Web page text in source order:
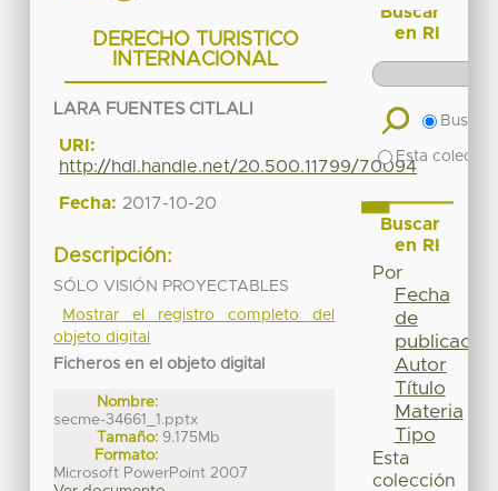
DERECHO TURISTICO
INTERNACIONAL
LARA FUENTES CITLALI
URI:
http://hdl.handle.net/20.500.11799/70094
Fecha: 2017-10-20
Descripción:
SÓLO VISIÓN PROYECTABLES
Mostrar el registro completo del
objeto digital
Ficheros en el objeto digital
Nombre:
secme-34661_1.pptx
Tamaño: 9.175Mb
Formato:
Microsoft PowerPoint 2007
Buscar
en RI
Buscar
Esta
Buscar
en RI
Por
Fecha
de
publicación
Autor
Título
Materia
Tipo
Esta
colección